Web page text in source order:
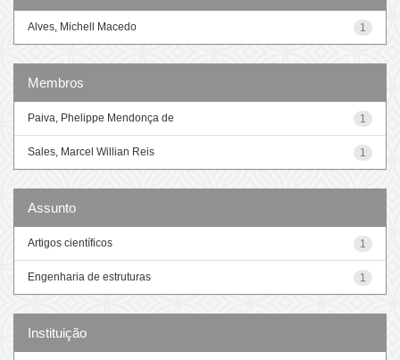
1
Alves, Michell Macedo
Membros
1
Paiva, Phelippe Mendonça de
1
Sales, Marcel Willian Reis
Assunto
1
Artigos científicos
1
Engenharia de estruturas
Instituição